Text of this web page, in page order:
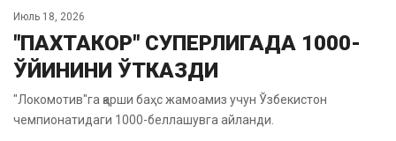
Июль 18, 2026
"ПАХТАКОР" СУПЕРЛИГАДА 1000-
ЎЙИНИНИ ЎТКАЗДИ
"Локомотив"га қарши баҳс жамоамиз учун Ўзбекистон
чемпионатидаги 1000-беллашувга айланди.